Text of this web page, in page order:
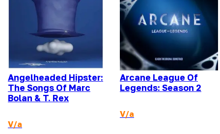
Angelheaded Hipster:
The Songs Of Marc
Bolan & T. Rex
V/a
Arcane League Of
Legends: Season 2
V/a